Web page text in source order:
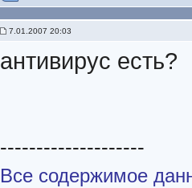
7.01.2007 20:03
антивирус есть?
--------------------
Все содержимое